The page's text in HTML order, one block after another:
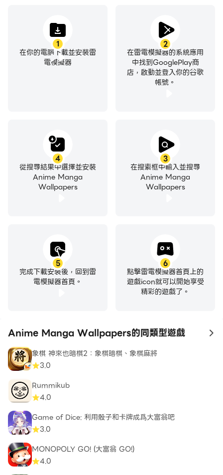
1
在你的電腦下載並安裝雷
電模擬器
2
在雷電模擬器的系統應用
中找到GooglePlay商
店，啟動並登入你的谷歌
帳號。
3
在搜索框中輸入並搜尋
Anime Manga
Wallpapers
4
從搜尋結果中選擇並安裝
Anime Manga
Wallpapers
5
完成下載安裝後，回到雷
電模擬器首頁。
6
點擊雷電模擬器首頁上的
遊戲icon就可以開始享受
精彩的遊戲了。
Anime Manga Wallpapers的同類型遊戲 to
象棋 神來也暗棋2：象棋暗棋、象棋麻將
3.0
Rummikub
4.0
Game of Dice: 利用骰子和卡牌成爲大富翁吧
3.0
MONOPOLY GO! (大富翁 GO!)
4.0